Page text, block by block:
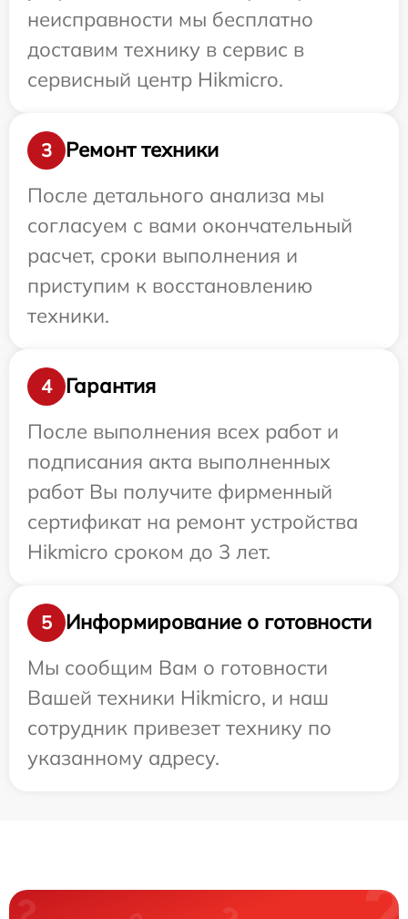
неисправности мы бесплатно
доставим технику в сервис в
сервисный центр Hikmicro.
3
Ремонт техники
После детального анализа мы
согласуем с вами окончательный
расчет, сроки выполнения и
приступим к восстановлению
техники.
4
Гарантия
После выполнения всех работ и
подписания акта выполненных
работ Вы получите фирменный
сертификат на ремонт устройства
Hikmicro сроком до 3 лет.
5
Информирование о готовности
Мы сообщим Вам о готовности
Вашей техники Hikmicro, и наш
сотрудник привезет технику по
указанному адресу.